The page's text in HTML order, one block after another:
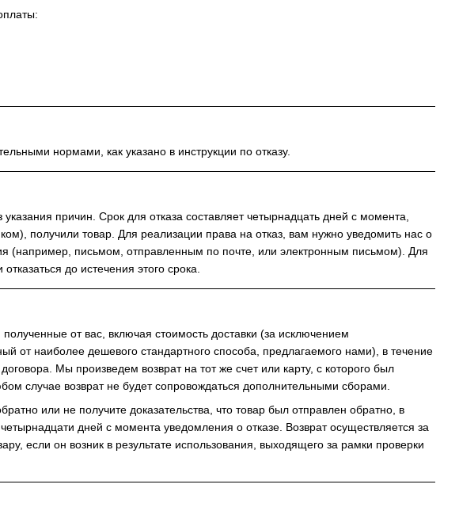
нормами, как указано в инструкции по отказу.
причин. Срок для отказа составляет четырнадцать дней с момента,
получили товар. Для реализации права на отказ, вам нужно уведомить нас о
(например, письмом, отправленным по почте, или электронным письмом). Для
до истечения этого срока.
от вас, включая стоимость доставки (за исключением
от наиболее дешевого стандартного способа, предлагаемого нами), в течение
Мы произведем возврат на тот же счет или карту, с которого был
случае возврат не будет сопровождаться дополнительными сборами.
или не получите доказательства, что товар был отправлен обратно, в
дней с момента уведомления о отказе. Возврат осуществляется за
если он возник в результате использования, выходящего за рамки проверки